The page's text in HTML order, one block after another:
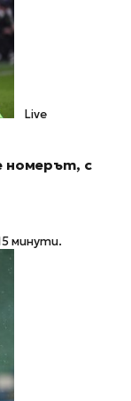
Live
номерът, с
минути.